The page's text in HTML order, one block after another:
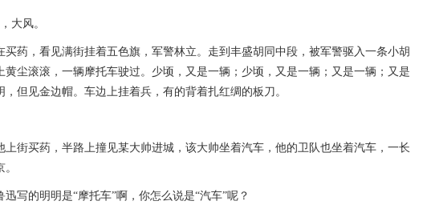
大风。
买药，看见满街挂着五色旗，军警林立。走到丰盛胡同中段，被军警驱入一条小胡
黄尘滚滚，一辆摩托车驶过。少顷，又是一辆；少顷，又是一辆；又是一辆；又是
但见金边帽。车边上挂着兵，有的背着扎红绸的板刀。
上街买药，半路上撞见某大帅进城，该大帅坐着汽车，他的卫队也坐着汽车，一长
写的明明是“摩托车”啊，你怎么说是“汽车”呢？